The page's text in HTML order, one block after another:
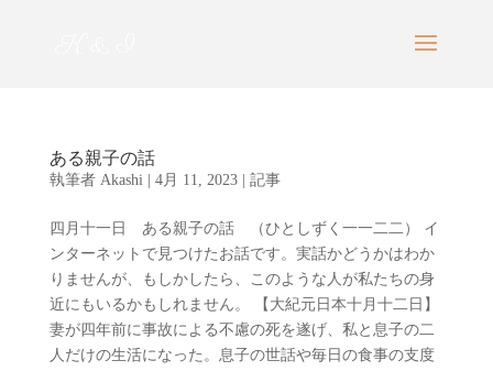
ある親子の話
執筆者 Akashi| 4月 11, 2023| 記事
四月十一日 ある親子の話 （ひとしずく一一二二） イ
ンターネットで見つけたお話です。実話かどうかはわか
りませんが、もしかしたら、このような人が私たちの身
近にもいるかもしれません。 【大紀元日本十月十二日】
妻が四年前に事故による不慮の死を遂げ、私と息子の二
人だけの生活になった。息子の世話や毎日の食事の支度